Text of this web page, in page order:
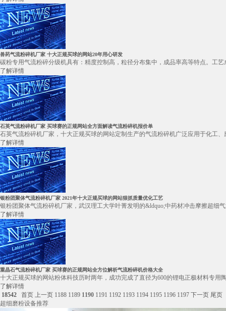
兽药气流粉碎机厂家 十大正规买球的网站20年用心研发
碳粉专用气流粉碎分级机具有：精度控制高，粒径分布集中，成品率高等特点。工
了解详情
石英气流粉碎机厂家 买球赛的正规网站全方面解读气流粉碎机报价单
石英气流粉碎机厂家，十大正规买球的网站定制生产的气流粉碎机广泛应用于化工
了解详情
银粉团聚体气流粉碎机厂家 2021年十大正规买球的网站狠抓质量优化工艺
银粉团聚体气流粉碎机厂家，武汉理工大学叶菁发明的&ldquo;中药材冲击摩擦超细
了解详情
重晶石气流粉碎机厂家 买球赛的正规网站全方位解析气流粉碎机价格大全
十大正规买球的网站粉体科技历时两年，成功完成了直径为600的锂电正极材料专
了解详情
18542
首页 上一页 1188 1189 1190 1191 1192 1193 1194 1195 1196 1197 下一页 尾页
超细磨粉设备推荐